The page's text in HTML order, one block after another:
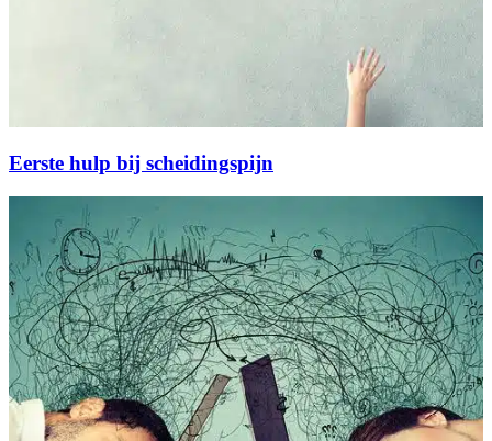
Eerste hulp bij scheidingspijn